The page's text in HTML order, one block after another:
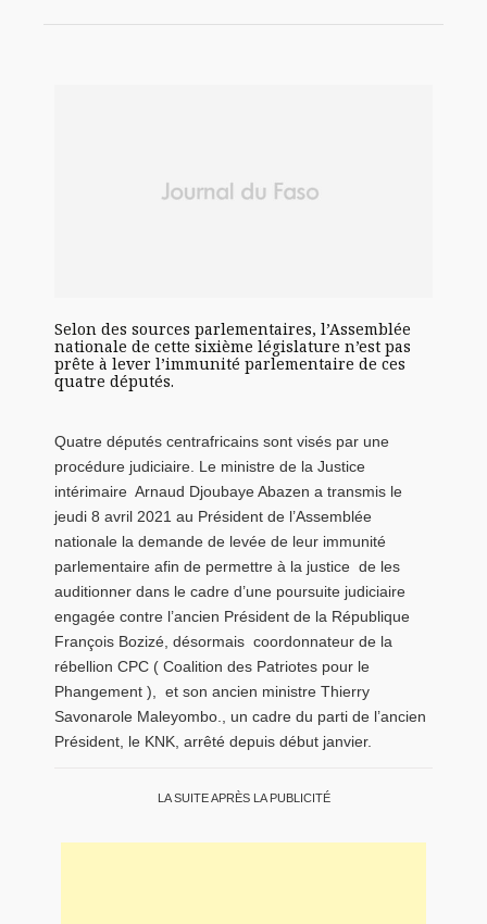
Selon des sources parlementaires, l’Assemblée
nationale de cette sixième législature n’est pas
prête à lever l’immunité parlementaire de ces
quatre députés.
Quatre députés centrafricains sont visés par une
procédure judiciaire. Le ministre de la Justice
intérimaire Arnaud Djoubaye Abazen a transmis le
jeudi 8 avril 2021 au Président de l’Assemblée
nationale la demande de levée de leur immunité
parlementaire afin de permettre à la justice de les
auditionner dans le cadre d’une poursuite judiciaire
engagée contre l’ancien Président de la République
François Bozizé, désormais coordonnateur de la
rébellion CPC ( Coalition des Patriotes pour le
Phangement ), et son ancien ministre Thierry
Savonarole Maleyombo., un cadre du parti de l’ancien
Président, le KNK, arrêté depuis début janvier.
LA SUITE APRÈS LA PUBLICITÉ